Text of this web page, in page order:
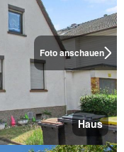
Foto anschauen
Haus